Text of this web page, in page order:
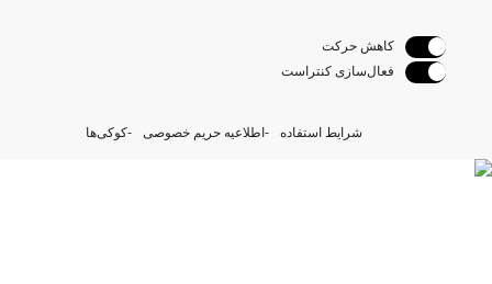
کاهش حرکت
فعال‌سازی کنتراست
شرایط استفاده اطلاعیه حریم خصوصی کوکی‌ها